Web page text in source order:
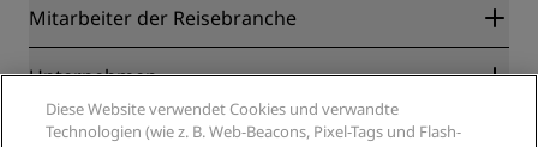
Radisson Rewards
Blog
Neue und aufstrebende Hotels
Mitarbeiter der Reisebranche
Partner
Reisebüros
Unternehmen
Radisson Hotel Group
Rechtliches
Diese Website verwendet Cookies und verwandte
Technologien (wie z. B. Web-Beacons, Pixel-Tags und Flash-